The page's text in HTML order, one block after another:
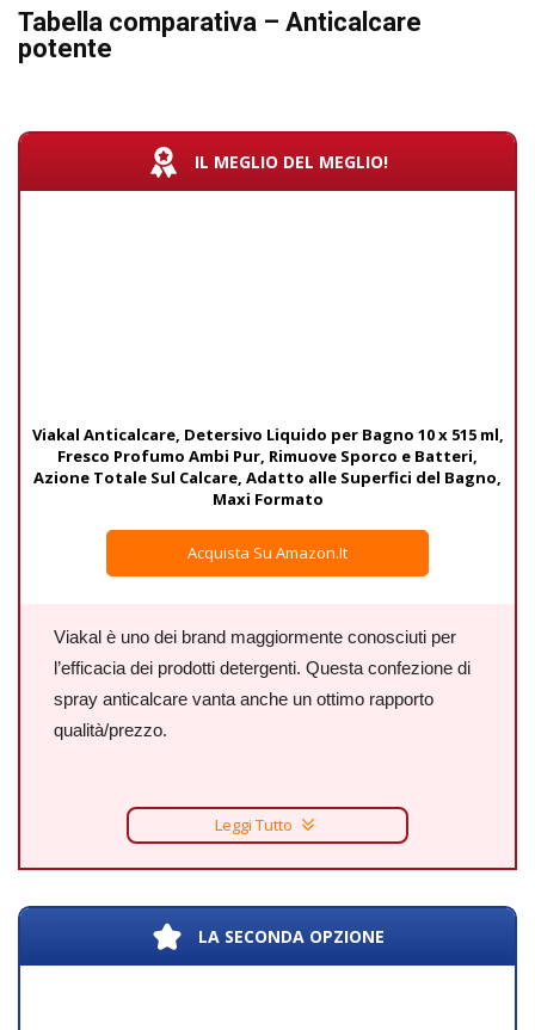
Tabella comparativa – Anticalcare
potente
IL MEGLIO DEL MEGLIO!
Viakal Anticalcare, Detersivo Liquido per Bagno 10 x 515 ml,
Fresco Profumo Ambi Pur, Rimuove Sporco e Batteri,
Azione Totale Sul Calcare, Adatto alle Superfici del Bagno,
Maxi Formato
Acquista Su Amazon.it
Viakal è uno dei brand maggiormente conosciuti per
l’efficacia dei prodotti detergenti. Questa confezione di
spray anticalcare vanta anche un ottimo rapporto
qualità/prezzo.
Leggi Tutto
LA SECONDA OPZIONE